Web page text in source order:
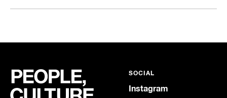
SOCIAL
Instagram